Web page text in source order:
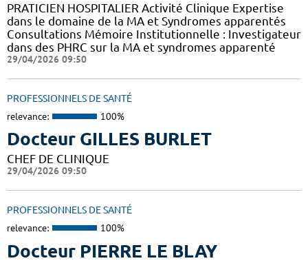
PRATICIEN HOSPITALIER Activité Clinique Expertise
dans le domaine de la MA et Syndromes apparentés
Consultations Mémoire Institutionnelle : Investigateur
dans des PHRC sur la MA et syndromes apparenté
29/04/2026 09:50
PROFESSIONNELS DE SANTÉ
relevance: 100%
Docteur GILLES BURLET
CHEF DE CLINIQUE
29/04/2026 09:50
PROFESSIONNELS DE SANTÉ
relevance: 100%
Docteur PIERRE LE BLAY